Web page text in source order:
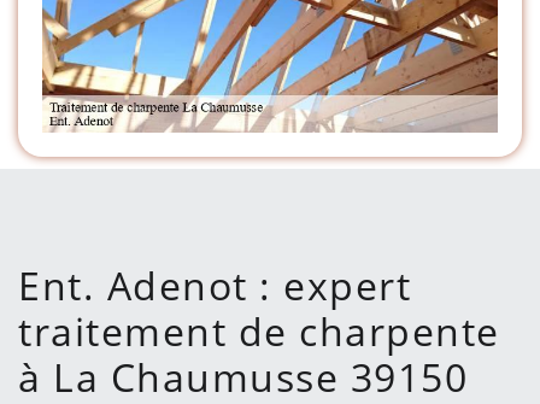
Ent. Adenot : expert
traitement de charpente
à La Chaumusse 39150